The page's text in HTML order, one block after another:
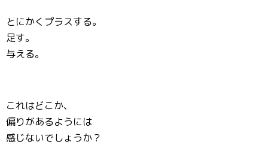
とにかくプラスする。
足す。
与える。
これはどこか、
偏りがあるようには
感じないでしょうか？